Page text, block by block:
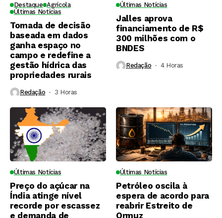
Destaque Agrícola
Últimas Notícias
Tomada de decisão
baseada em dados
ganha espaço no
campo e redefine a
gestão hídrica das
propriedades rurais
Redação 3 Horas ⁮
Últimas Notícias
Jalles aprova
financiamento de R$
300 milhões com o
BNDES
Redação 4 Horas ⁮
Últimas Notícias
Preço do açúcar na
Índia atinge nível
recorde por escassez
e demanda de
Últimas Notícias
Petróleo oscila à
espera de acordo para
reabrir Estreito de
Ormuz